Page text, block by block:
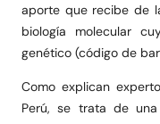
aporte que recibe de
biología molecular
genético (código de
Como explican
Perú, se trata de